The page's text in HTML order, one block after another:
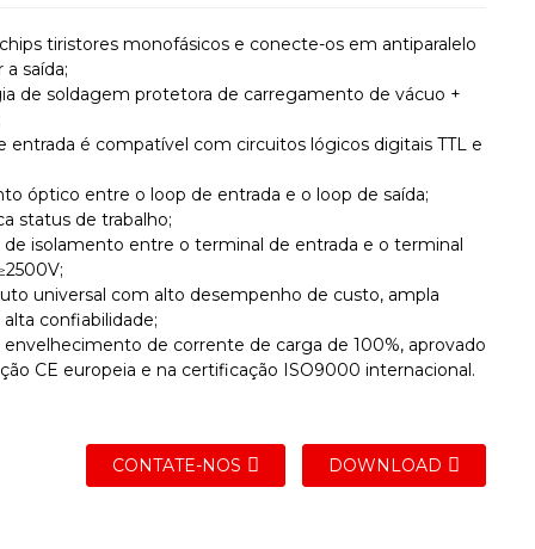
chips tiristores monofásicos e conecte-os em antiparalelo
a saída;
de soldagem protetora de carregamento de vácuo +
entrada é compatível com circuitos lógicos digitais TTL e
óptico entre o loop de entrada e o loop de saída;
status de trabalho;
de isolamento entre o terminal de entrada e o terminal
universal com alto desempenho de custo, ampla
alta confiabilidade;
envelhecimento de corrente de carga de 100%, aprovado
CE europeia e na certificação ISO9000 internacional.
CONTATE-NOS DOWNLOAD